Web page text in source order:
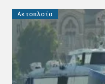
Ακτοπλοϊα